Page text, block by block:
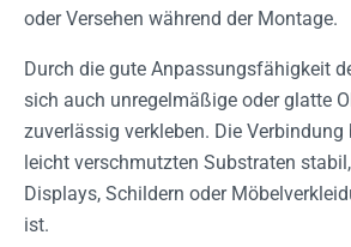
oder Versehen während der Montage.
Durch die gute Anpassungsfähigkeit
sich auch unregelmäßige oder glatte
zuverlässig verkleben. Die Verbindung
leicht verschmutzten Substraten
Displays, Schildern oder
ist.